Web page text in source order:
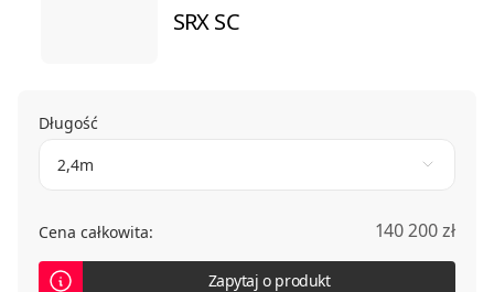
SRX SC
Długość
2,4m
Cena całkowita: 140 200 zł
Zapytaj o produkt